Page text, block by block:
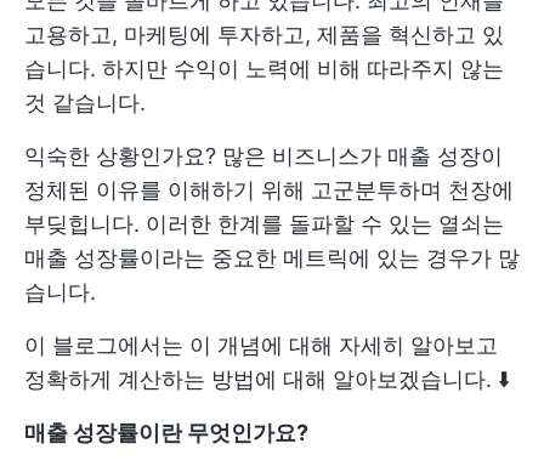
고용하고, 마케팅에 투자하고, 제품을 혁신하고 있
습니다. 하지만 수익이 노력에 비해 따라주지 않는
것 같습니다.
익숙한 상황인가요? 많은 비즈니스가 매출 성장이
정체된 이유를 이해하기 위해 고군분투하며 천장에
부딪힙니다. 이러한 한계를 돌파할 수 있는 열쇠는
매출 성장률이라는 중요한 메트릭에 있는 경우가 많
습니다.
이 블로그에서는 이 개념에 대해 자세히 알아보고
정확하게 계산하는 방법에 대해 알아보겠습니다. ⬇️
매출 성장률이란 무엇인가요?